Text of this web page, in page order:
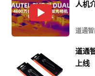
人机
道通智
道通
上线